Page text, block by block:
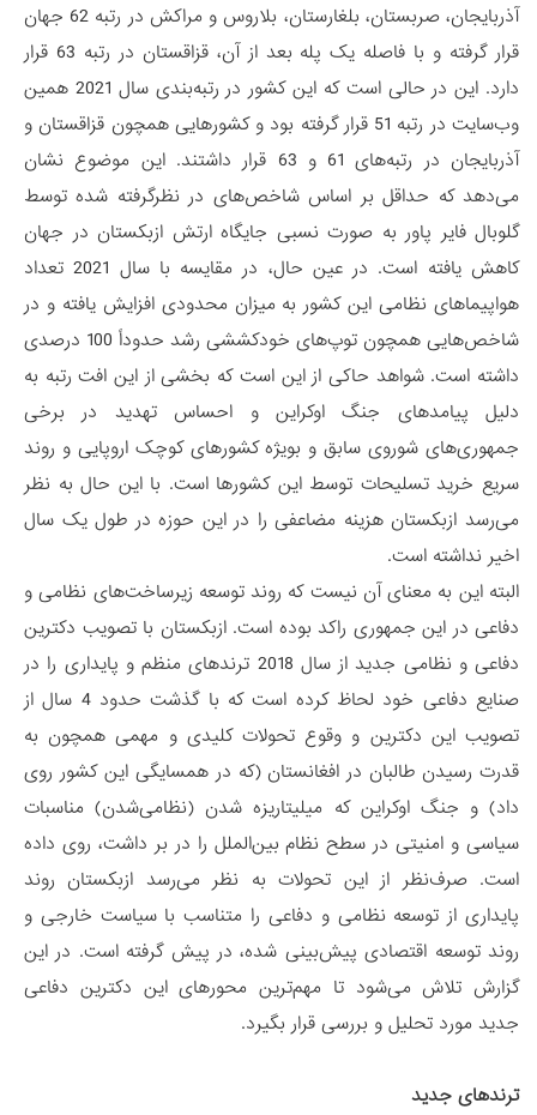
آذربایجان، صربستان، بلغارستان، بلاروس و مراکش در رتبه 62 جهان
قرار گرفته و با فاصله یک پله بعد از آن، قزاقستان در رتبه 63 قرار
دارد. این در حالی است که این کشور در رتبه‌بندی سال 2021 همین
وب‌سایت در رتبه 51 قرار گرفته بود و کشورهایی همچون قزاقستان و
آذربایجان در رتبه‌های 61 و 63 قرار داشتند. این موضوع نشان
می‌دهد که حداقل بر اساس شاخص‌های در نظرگرفته شده توسط
گلوبال فایر پاور به صورت نسبی جایگاه ارتش ازبکستان در جهان
کاهش یافته است. در عین حال، در مقایسه با سال 2021 تعداد
هواپیماهای نظامی این کشور به میزان محدودی افزایش یافته و در
شاخص‌هایی همچون توپ‌های خودکششی رشد حدوداً 100 درصدی
داشته است. شواهد حاکی از این است که بخشی از این افت رتبه به
دلیل پیامدهای جنگ اوکراین و احساس تهدید در برخی
جمهوری‌های شوروی سابق و بویژه کشورهای کوچک اروپایی و روند
سریع خرید تسلیحات توسط این کشورها است. با این حال به نظر
می‌رسد ازبکستان هزینه مضاعفی را در این حوزه در طول یک سال
اخیر نداشته است.
البته این به معنای آن نیست که روند توسعه زیرساخت‌های نظامی و
دفاعی در این جمهوری راکد بوده است. ازبکستان با تصویب دکترین
دفاعی و نظامی جدید از سال 2018 ترندهای منظم و پایداری را در
صنایع دفاعی خود لحاظ کرده است که با گذشت حدود 4 سال از
تصویب این دکترین و وقوع تحولات کلیدی و مهمی همچون به
قدرت رسیدن طالبان در افغانستان (که در همسایگی این کشور روی
داد) و جنگ اوکراین که میلیتاریزه شدن (نظامی‌شدن) مناسبات
سیاسی و امنیتی در سطح نظام بین‌الملل را در بر داشت، روی داده
است. صرف‌نظر از این تحولات به نظر می‌رسد ازبکستان روند
پایداری از توسعه نظامی و دفاعی را متناسب با سیاست خارجی و
روند توسعه اقتصادی پیش‌بینی شده، در پیش گرفته است. در این
گزارش تلاش می‌شود تا مهم‌ترین محورهای این دکترین دفاعی
جدید مورد تحلیل و بررسی قرار بگیرد.
ترندهای جدید